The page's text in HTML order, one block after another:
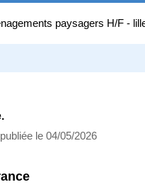
paysagers H/F -
le 04/05/2026